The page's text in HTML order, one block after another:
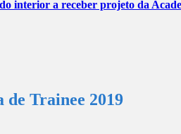
interior a receber projeto da
Trainee 2019